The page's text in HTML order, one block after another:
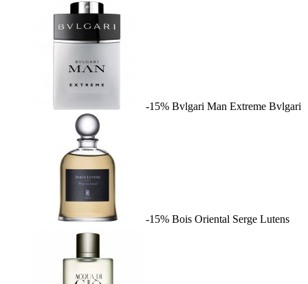
-15% Bvlgari Man Extreme Bvlgari
-15% Bois Oriental Serge Lutens